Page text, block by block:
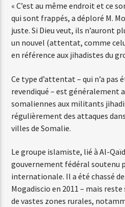
« C’est au même endroit et ce
qui sont frappés, a déploré M.
juste. Si Dieu veut, ils n’auront
un nouvel (attentat, comme
en référence aux jihadistes du
Ce type d’attentat – qui n’a
revendiqué – est généralement
somaliennes aux militants
régulièrement des attaques
villes de Somalie.
Le groupe islamiste, lié à Al-
gouvernement fédéral soutenu
internationale. Il a été chassé
Mogadiscio en 2011 – mais
de vastes zones rurales,